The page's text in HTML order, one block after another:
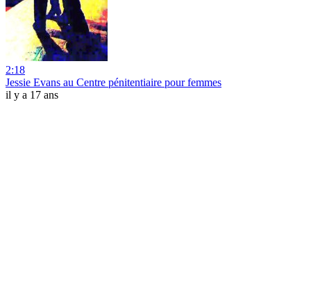
2:18
Jessie Evans au Centre pénitentiaire pour femmes
il y a 17 ans